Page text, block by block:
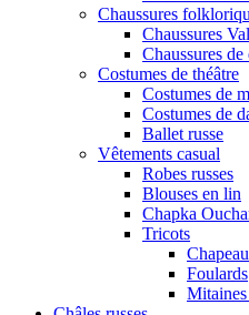
Chaussures
Chaussures
Chaussures de
Costumes de théâtre
Costumes de
Costumes de
Ballet russe
Vêtements casual
Robes russes
Blouses en lin
Chapka
Tricots
Foulards
Mitaines